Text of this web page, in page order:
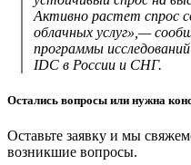
Активно растет спрос
облачных услуг»,—
программы
IDC в России и СНГ.
Остались вопросы или нужна
Оставьте заявку и мы
возникшие вопросы.